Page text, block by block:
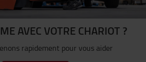
AVEC VOTRE CHARIOT ?
rapidement pour vous aider